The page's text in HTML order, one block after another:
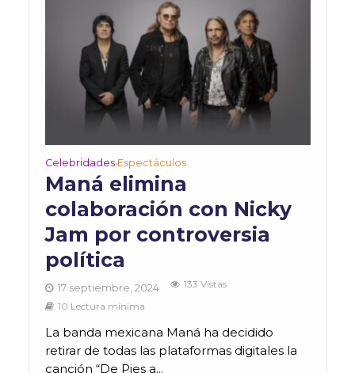
Celebridades•Espectáculos
Maná elimina
colaboración con Nicky
Jam por controversia
política
17 septiembre, 2024
133 Vistas
10 Lectura mínima
La banda mexicana Maná ha decidido
retirar de todas las plataformas digitales la
canción “De Pies a...